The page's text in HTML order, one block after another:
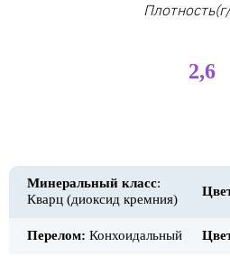
2,6
Минеральный класс:
Кварц (диоксид кремния)
Перелом: Конхоидальный